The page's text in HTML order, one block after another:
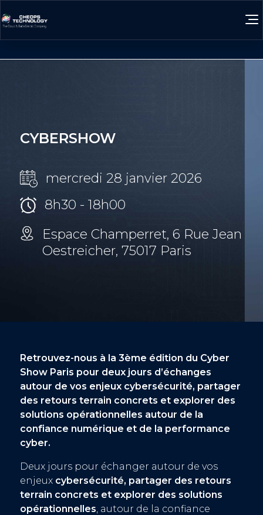
CYBERSHOW
mercredi 28 janvier 2026
8h30 - 18h00
Espace Champerret, 6 Rue Jean
Oestreicher, 75017 Paris
Retrouvez-nous à la 3ème édition du Cyber
Show Paris pour deux jours d’échanges
autour de vos enjeux cybersécurité, partager
des retours terrain concrets et explorer des
solutions opérationnelles autour de la
confiance numérique et de la performance
cyber.
Deux jours pour échanger autour de vos
enjeux cybersécurité, partager des retours
terrain concrets et explorer des solutions
opérationnelles, autour de la confiance